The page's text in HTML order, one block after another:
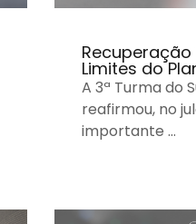
Recuperação
Limites do
A 3ª Turma do
reafirmou, no
importante …